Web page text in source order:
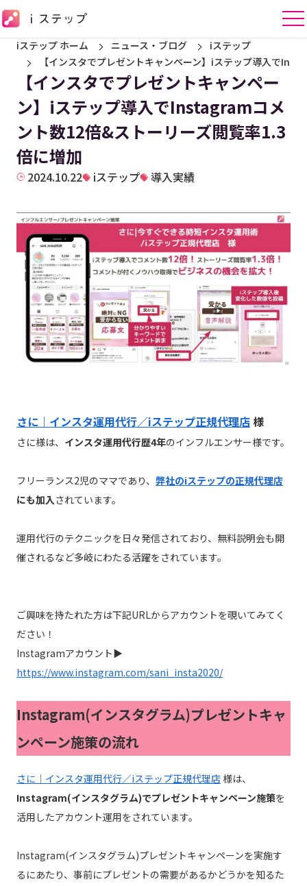
iステップ ホーム ニュース・ブログ
iステップ
【インスタでプレゼントキャンペーン】iステップ導入で
【インスタでプレゼントキャンペー
ン】iステップ導入でInstagramコメ
ント数12倍&ストーリーズ閲覧率1.3
倍に増加
2024.10.22 iステップ 導入実績
さに｜インスタ運用代行／iステップ正規代理店様
さに様は、 インスタ運用代行歴4年のインフルエンサー様です。
フリーランス2児のママであり、 弊社のiステップの正規代理店
にも加入されています。
運用代行のテクニックを日々発信されており、無料説明会も開
催されるなど多岐にわたる活躍をされています。
ご興味を持たれた方は下記URLからアカウントを覗いてみてく
ださい！
Instagramアカウント▶
https://www.instagram.com/sani_insta2020/
Instagram(インスタグラム)プレゼントキャ
ンペーン施策の流れ
さに｜インスタ運用代行／iステップ正規代理店 様は、
Instagram(インスタグラム)でプレゼントキャンペーン施策を
活用したアカウント運用をされています。
Instagram(インスタグラム)プレゼントキャンペーンを実施す
るにあたり、事前にプレゼントの需要があるかどうかを知るた